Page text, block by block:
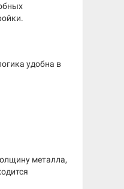
удобна в
металла,